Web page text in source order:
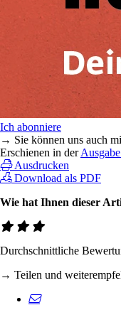
Ich abonniere
→ Sie können uns auch
Erschienen in der
Ausdrucken
Download als PDF
Wie hat Ihnen dieser
Durchschnittliche
→ Teilen und